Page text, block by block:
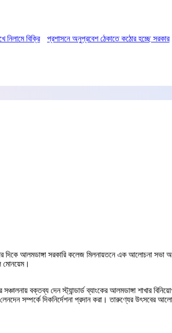
নিলামে বিক্রি
প্রশাসনে অনুপ্রবেশ ঠেকাতে কঠোর হচ্ছে সরকার
আলমডাঙ্গা সরকারি কলেজ মিলনায়তনে এক আলোচনা সভা
মোনয়েম।
বক্তব্য দেন স্ট্যান্ডার্ড ব্যাংকের আলমডাঙ্গা শাখার
সম্পর্কে দিকনির্দেশনা প্রদান করা। তারুণ্যের উৎসবের